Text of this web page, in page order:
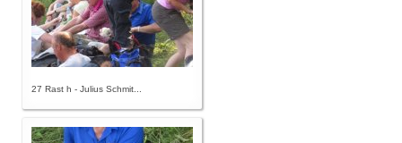
27 Rast h - Julius Schmit...